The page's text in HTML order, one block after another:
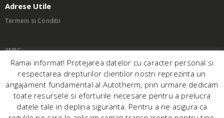
Adrese Utile
Termeni si Conditii
ANPC
© AutoTherm.ro. 2020. Website Realizat deSellWeb
Ramai informat! Protejarea datelor cu caracter personal si
respectarea drepturilor clientilor nostri reprezinta un
angajament fundamental al Autotherm, prin urmare dedicam
toate resursele si eforturile necesare pentru a prelucra
datele tale in deplina siguranta. Pentru a ne asigura ca